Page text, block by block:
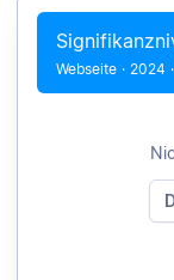
Webseite · 2024 ·